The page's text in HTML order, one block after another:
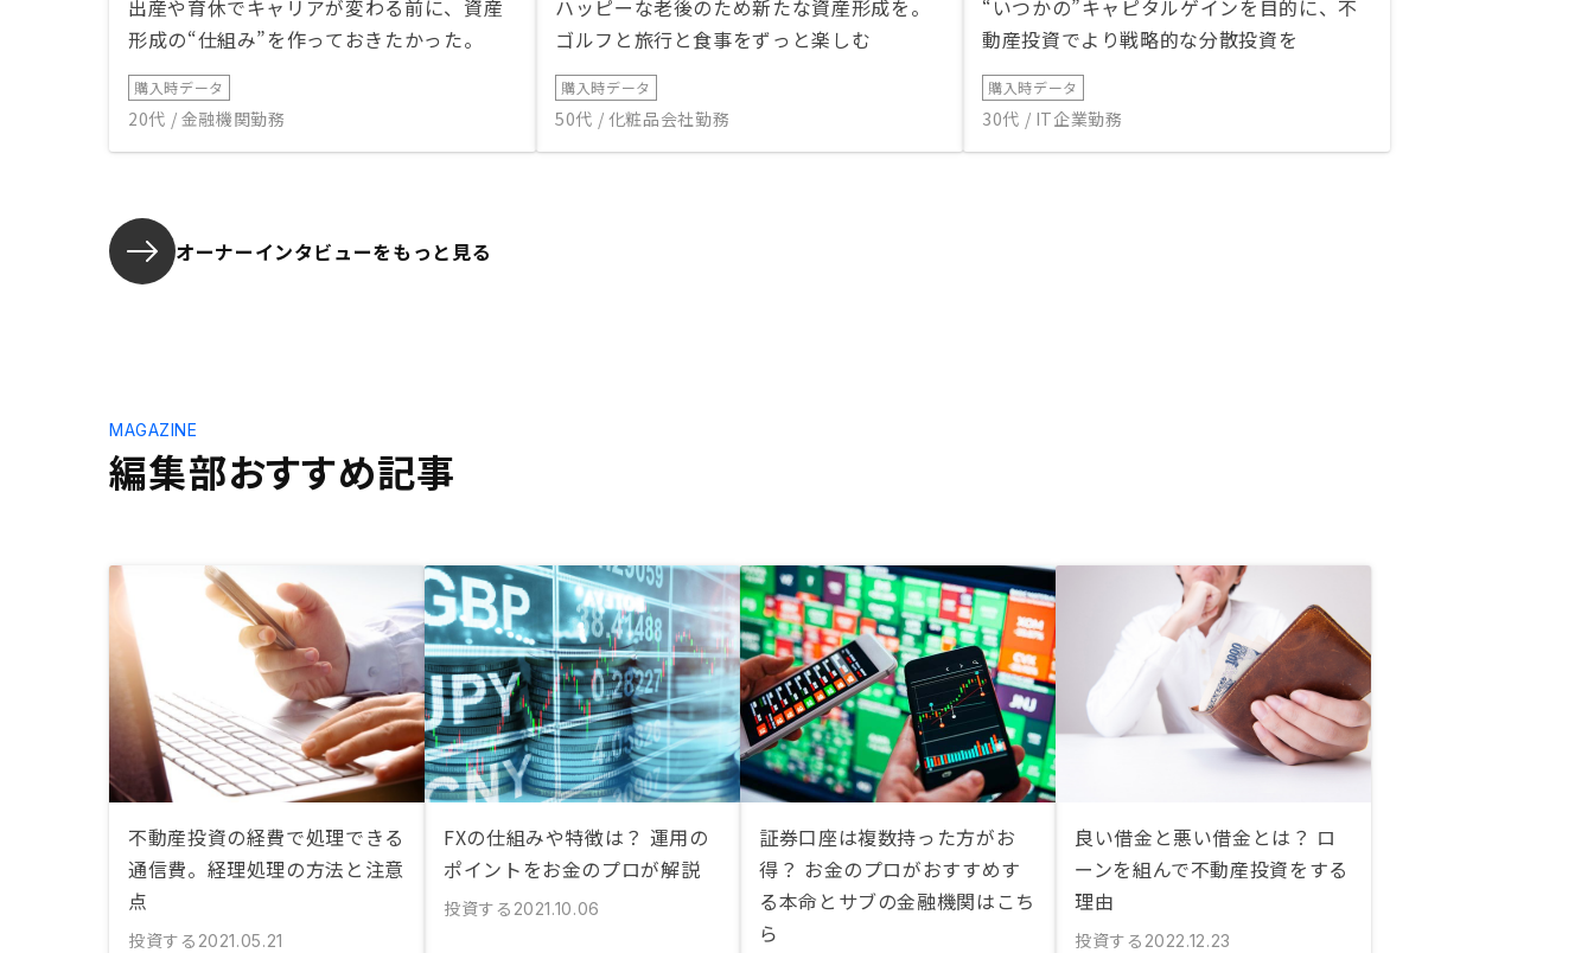
出産や育休でキャリアが変わる前に、資産
形成の“仕組み”を作っておきたかった。
購入時データ
20代 / 金融機関勤務
ハッピーな老後のため新たな資産形成を。
ゴルフと旅行と食事をずっと楽しむ
購入時データ
50代 / 化粧品会社勤務
“いつかの”キャピタルゲインを目的に、不
動産投資でより戦略的な分散投資を
購入時データ
30代 / IT企業勤務
オーナーインタビューをもっと見る
編集部おすすめ記事
MAGAZINE
不動産投資の経費で処理できる
通信費。経理処理の方法と注意
点
投資する 2021.05.21
FXの仕組みや特徴は？ 運用の
ポイントをお金のプロが解説
投資する 2021.10.06
証券口座は複数持った方がお
得？ お金のプロがおすすめす
る本命とサブの金融機関はこち
ら
良い借金と悪い借金とは？ ロ
ーンを組んで不動産投資をする
理由
投資する 2022.12.23